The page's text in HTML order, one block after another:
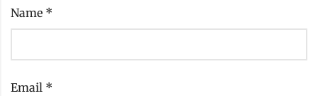
Name *
Email *